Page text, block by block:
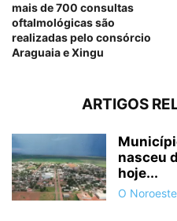
mais de 700 consultas
oftalmológicas são
realizadas pelo consórcio
Araguaia e Xingu
ARTIGOS
nasceu
hoje...
O Noroeste